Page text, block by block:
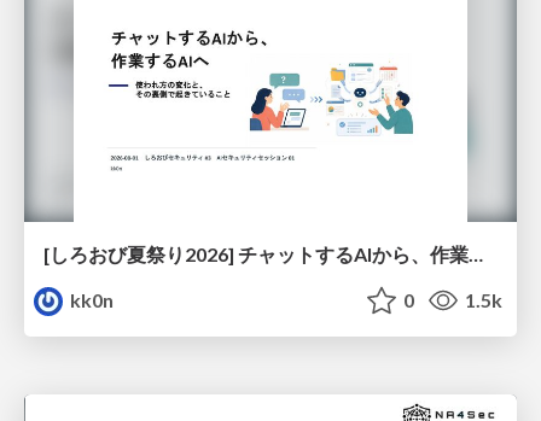
[しろおび夏祭り2026] チャットするAIから、作業するAIへ - 使われ方の変化と、その裏側で起きていること
kk0n
0 1.5k